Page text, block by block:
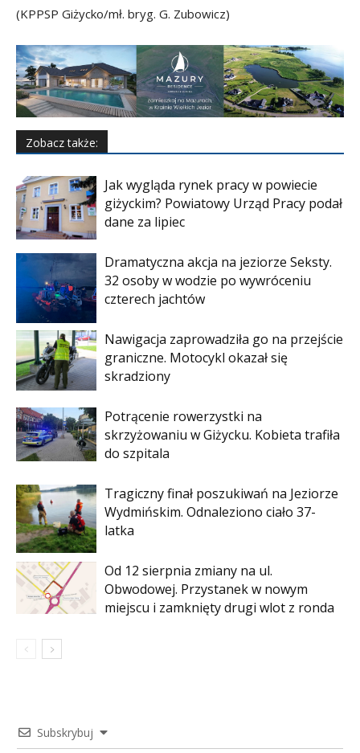
(KPPSP Giżycko/mł. bryg. G. Zubowicz)
Zobacz także:
Jak wygląda rynek pracy w powiecie
giżyckim? Powiatowy Urząd Pracy podał
dane za lipiec
Dramatyczna akcja na jeziorze Seksty.
32 osoby w wodzie po wywróceniu
czterech jachtów
Nawigacja zaprowadziła go na przejście
graniczne. Motocykl okazał się
skradziony
Potrącenie rowerzystki na
skrzyżowaniu w Giżycku. Kobieta trafiła
do szpitala
Tragiczny finał poszukiwań na Jeziorze
Wydmińskim. Odnaleziono ciało 37-
latka
Od 12 sierpnia zmiany na ul.
Obwodowej. Przystanek w nowym
miejscu i zamknięty drugi wlot z ronda
Subskrybuj